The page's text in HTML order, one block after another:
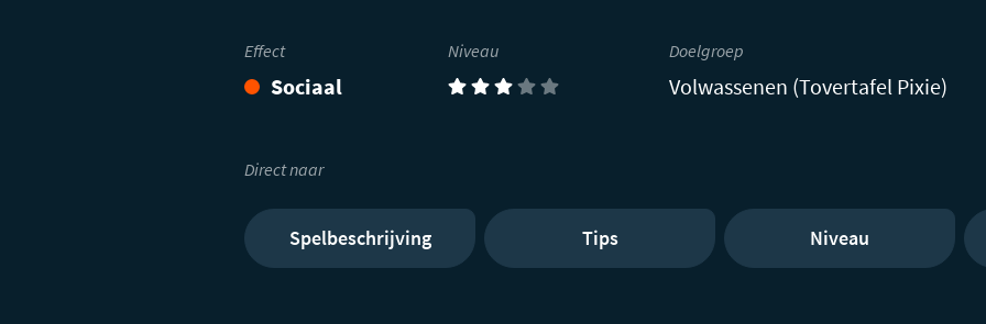
Effect
Sociaal
Niveau
(3)
Doelgroep
Volwassenen (Tovertafel Pixie)
Direct naar
Spelbeschrijving Tips Niveau